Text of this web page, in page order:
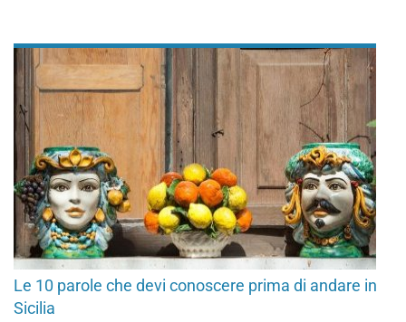
Le 10 parole che devi conoscere prima di andare in
Sicilia